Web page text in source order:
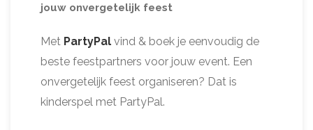
jouw onvergetelijk feest
Met PartyPal vind & boek je eenvoudig de
beste feestpartners voor jouw event. Een
onvergetelijk feest organiseren? Dat is
kinderspel met PartyPal.